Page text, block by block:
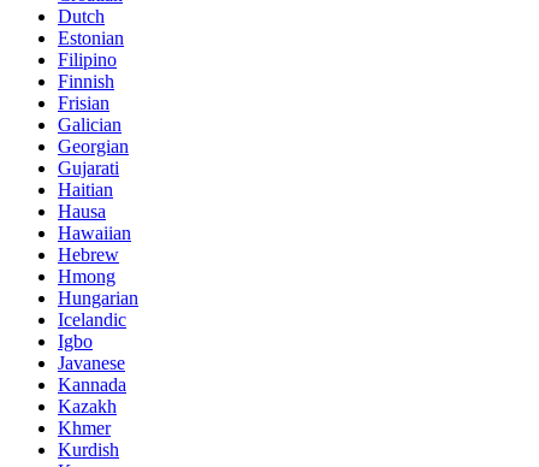
Dutch
Estonian
Filipino
Finnish
Frisian
Galician
Georgian
Gujarati
Haitian
Hausa
Hawaiian
Hebrew
Hmong
Hungarian
Icelandic
Igbo
Javanese
Kannada
Kazakh
Khmer
Kurdish